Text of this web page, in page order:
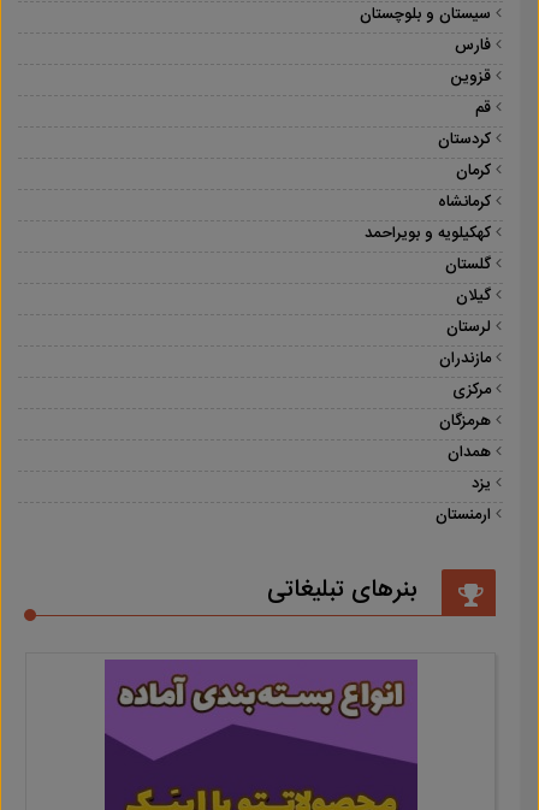
سیستان و بلوچستان
فارس
قزوین
قم
کردستان
کرمان
کرمانشاه
کهکیلویه و بویراحمد
گلستان
گیلان
لرستان
مازندران
مرکزی
هرمزگان
همدان
یزد
ارمنستان
بنرهای تبلیغاتی